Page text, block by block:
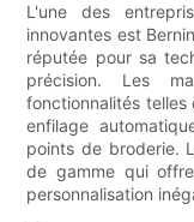
L'une des
innovantes est
réputée pour sa
précision. Les
fonctionnalités
enfilage
points de broderie.
de gamme qui
personnalisation